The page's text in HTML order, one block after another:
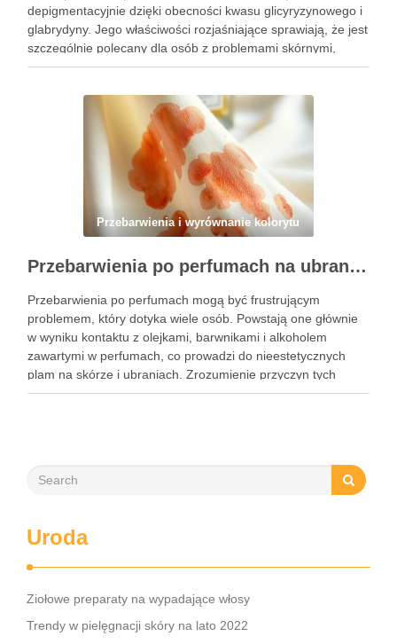
depigmentacyjnie dzięki obecności kwasu glicyryzynowego i
glabrydyny. Jego właściwości rozjaśniające sprawiają, że jest
szczególnie polecany dla osób z problemami skórnymi,
takimi jak przebarwienia czy zmiany potrądzikowe. Warto
Przebarwienia i wyrównanie kolorytu
Przebarwienia po perfumach na ubraniach i skórze: przyczyny, usuwanie i zapobieganie błędom
Przebarwienia po perfumach mogą być frustrującym
problemem, który dotyka wiele osób. Powstają one głównie
w wyniku kontaktu z olejkami, barwnikami i alkoholem
zawartymi w perfumach, co prowadzi do nieestetycznych
plam na skórze i ubraniach. Zrozumienie przyczyn tych
przebarwień jest kluczowe, aby skutecznie im zapobiegać i
Uroda
Ziołowe preparaty na wypadające włosy
Trendy w pielęgnacji skóry na lato 2022